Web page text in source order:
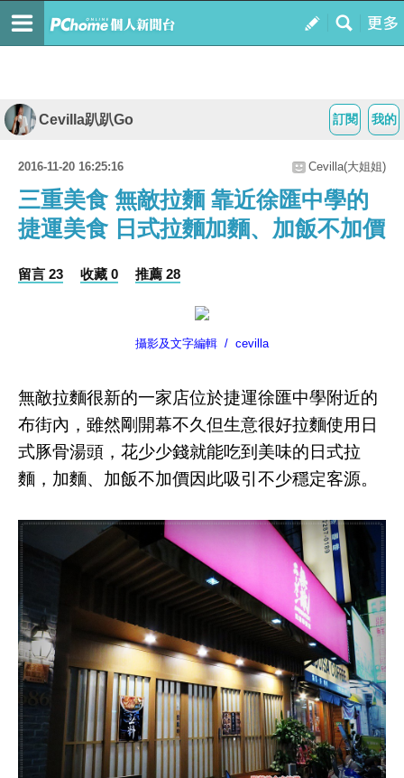
我的
訂閱
Cevilla趴趴Go
2016-11-20 16:25:16 Cevilla(大姐姐)
三重美食 無敵拉麵 靠近徐匯中學的
捷運美食 日式拉麵加麵、加飯不加價
留言 23 收藏 0 推薦 28
攝影及文字編輯 / cevilla
無敵拉麵很新的一家店位於捷運徐匯中學附近的
布街內，雖然剛開幕不久但生意很好拉麵使用日
式豚骨湯頭，花少少錢就能吃到美味的日式拉
麵，加麵、加飯不加價因此吸引不少穩定客源。